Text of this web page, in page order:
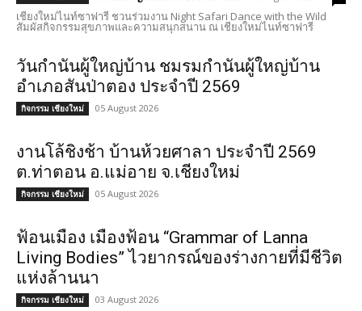
เชียงใหม่ไนท์ซาฟารี ชวนร่วมงาน Night Safari Dance with the Wild
สัมผัสกิจกรรมสุขภาพและความสนุกสนาน ณ เชียงใหม่ไนท์ซาฟารี
วันกำนันผู้ใหญ่บ้าน ชมรมกำนันผู้ใหญ่บ้าน
อำเภอสันป่าตอง ประจำปี 2569
กิจกรรม เชียงใหม่ 05 August 2026
งานโล้ชิงช้า บ้านห้วยศาลา ประจำปี 2569
ต.ท่าตอน อ.แม่อาย จ.เชียงใหม่
กิจกรรม เชียงใหม่ 05 August 2026
ฟ้อนเมือง เมืองฟ้อน “Grammar of Lanna
Living Bodies” ไวยากรณ์ของร่างกายที่มีชีวิต
แห่งล้านนา
กิจกรรม เชียงใหม่ 03 August 2026